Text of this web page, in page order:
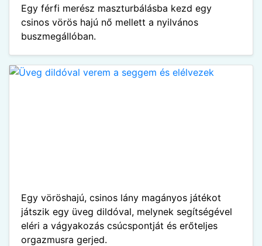
Egy férfi merész maszturbálásba kezd egy
csinos vörös hajú nő mellett a nyilvános
buszmegállóban.
Egy vöröshajú, csinos lány magányos játékot
játszik egy üveg dildóval, melynek segítségével
eléri a vágyakozás csúcspontját és erőteljes
orgazmusra gerjed.